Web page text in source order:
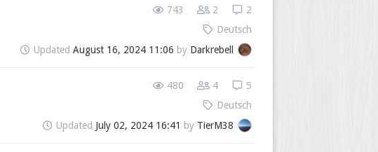
743 2
2
Deutsch
Updated August 16, 2024 11:06 by Darkrebell
480 4
5
Deutsch
Updated July 02, 2024 16:41 by TierM38